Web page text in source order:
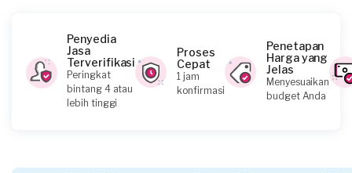
Randhy requested Pemasangan AC
5 bulan yang lalu
Jakarta Pusat, Jakarta
Penyedia
Jasa
Terverifikasi
Peringkat
bintang 4 atau
lebih tinggi
Proses
Cepat
1 jam
konfirmasi
Penetapan
Harga yang
Jelas
Menyesuaikan
budget Anda